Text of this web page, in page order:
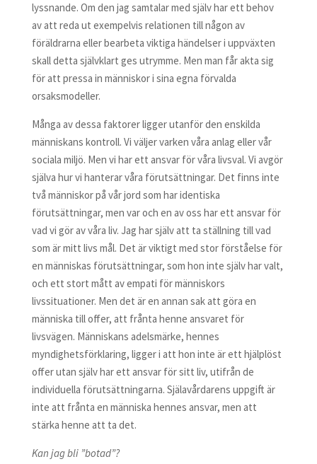
lyssnande. Om den jag samtalar med själv har ett behov
av att reda ut exempelvis relationen till någon av
föräldrarna eller bearbeta viktiga händelser i uppväxten
skall detta självklart ges utrymme. Men man får akta sig
för att pressa in människor i sina egna förvalda
orsaksmodeller.
Många av dessa faktorer ligger utanför den enskilda
människans kontroll. Vi väljer varken våra anlag eller vår
sociala miljö. Men vi har ett ansvar för våra livsval. Vi avgör
själva hur vi hanterar våra förutsättningar. Det finns inte
två människor på vår jord som har identiska
förutsättningar, men var och en av oss har ett ansvar för
vad vi gör av våra liv. Jag har själv att ta ställning till vad
som är mitt livs mål. Det är viktigt med stor förståelse för
en människas förutsättningar, som hon inte själv har valt,
och ett stort mått av empati för människors
livssituationer. Men det är en annan sak att göra en
människa till offer, att frånta henne ansvaret för
livsvägen. Människans adelsmärke, hennes
myndighetsförklaring, ligger i att hon inte är ett hjälplöst
offer utan själv har ett ansvar för sitt liv, utifrån de
individuella förutsättningarna. Själavårdarens uppgift är
inte att frånta en människa hennes ansvar, men att
stärka henne att ta det.
Kan jag bli ”botad”?